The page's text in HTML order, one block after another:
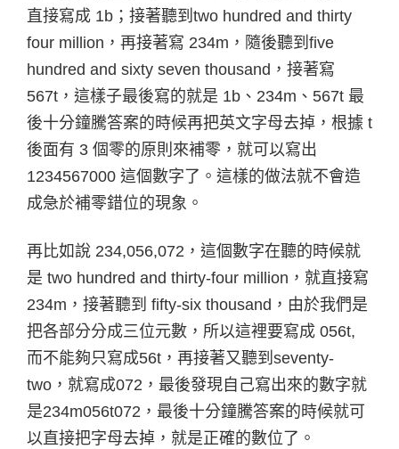
直接寫成 1b；接著聽到two hundred and thirty
four million，再接著寫 234m，隨後聽到five
hundred and sixty seven thousand，接著寫
567t，這樣子最後寫的就是 1b、234m、567t 最
後十分鐘騰答案的時候再把英文字母去掉，根據 t
後面有 3 個零的原則來補零，就可以寫出
1234567000 這個數字了。這樣的做法就不會造
成急於補零錯位的現象。
再比如說 234,056,072，這個數字在聽的時候就
是 two hundred and thirty-four million，就直接寫
234m，接著聽到 fifty-six thousand，由於我們是
把各部分分成三位元數，所以這裡要寫成 056t,
而不能夠只寫成56t，再接著又聽到seventy-
two，就寫成072，最後發現自己寫出來的數字就
是234m056t072，最後十分鐘騰答案的時候就可
以直接把字母去掉，就是正確的數位了。